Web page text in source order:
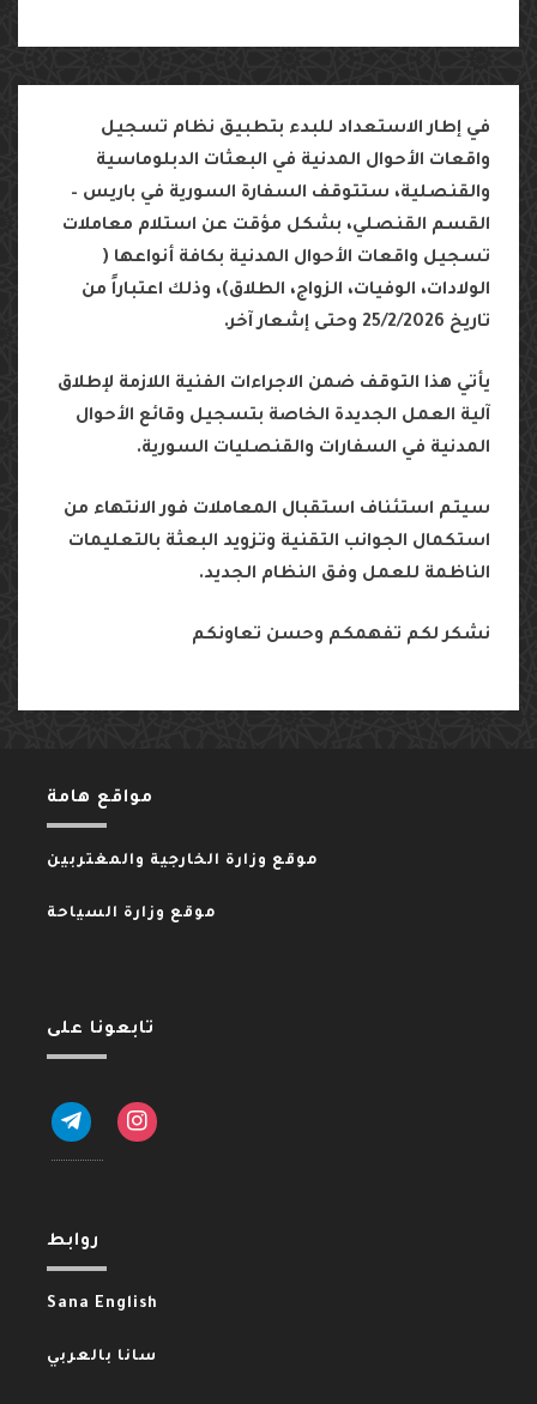
في إطار الاستعداد للبدء بتطبيق نظام تسجيل
واقعات الأحوال المدنية في البعثات الدبلوماسية
والقنصلية، ستتوقف السفارة السورية في باريس –
القسم القنصلي، بشكل مؤقت عن استلام معاملات
تسجيل واقعات الأحوال المدنية بكافة أنواعها (
الولادات، الوفيات، الزواج، الطلاق)، وذلك اعتباراً من
تاريخ
وحتى إشعار آخر.
يأتي هذا التوقف ضمن الاجراءات الفنية اللازمة لإطلاق
آلية العمل الجديدة الخاصة بتسجيل وقائع الأحوال
المدنية في السفارات والقنصليات السورية.
سيتم استئناف استقبال المعاملات فور الانتهاء من
استكمال الجوانب التقنية وتزويد البعثة بالتعليمات
الناظمة للعمل وفق النظام الجديد.
نشكر لكم تفهمكم وحسن تعاونكم
مواقع هامة
موقع وزارة الخارجية والمغتربين
موقع وزارة السياحة
تابعونا على
telegraminstagram
روابط
Sana English
سانا بالعربي